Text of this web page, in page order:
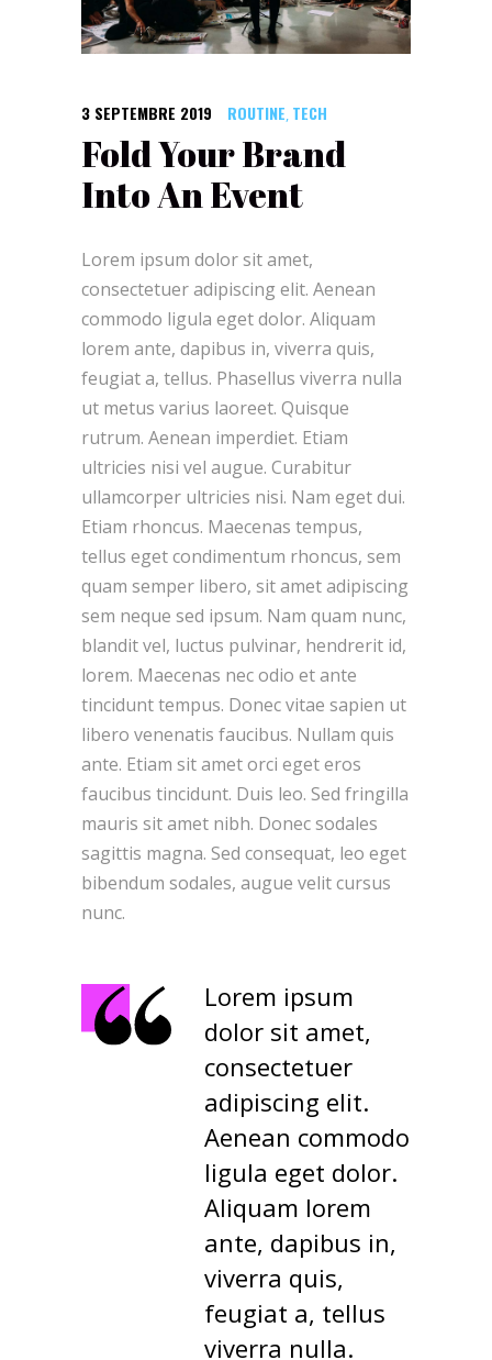
3 SEPTEMBRE 2019 ROUTINE, TECH
Fold Your Brand
Into An Event
Lorem ipsum dolor sit amet,
consectetuer adipiscing elit. Aenean
commodo ligula eget dolor. Aliquam
lorem ante, dapibus in, viverra quis,
feugiat a, tellus. Phasellus viverra nulla
ut metus varius laoreet. Quisque
rutrum. Aenean imperdiet. Etiam
ultricies nisi vel augue. Curabitur
ullamcorper ultricies nisi. Nam eget dui.
Etiam rhoncus. Maecenas tempus,
tellus eget condimentum rhoncus, sem
quam semper libero, sit amet adipiscing
sem neque sed ipsum. Nam quam nunc,
blandit vel, luctus pulvinar, hendrerit id,
lorem. Maecenas nec odio et ante
tincidunt tempus. Donec vitae sapien ut
libero venenatis faucibus. Nullam quis
ante. Etiam sit amet orci eget eros
faucibus tincidunt. Duis leo. Sed fringilla
mauris sit amet nibh. Donec sodales
sagittis magna. Sed consequat, leo eget
bibendum sodales, augue velit cursus
nunc.
Lorem ipsum
dolor sit amet,
consectetuer
adipiscing elit.
Aenean commodo
ligula eget dolor.
Aliquam lorem
ante, dapibus in,
viverra quis,
feugiat a, tellus
viverra nulla.